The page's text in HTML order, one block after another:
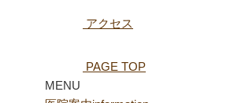
アクセス
PAGE TOP
MENU